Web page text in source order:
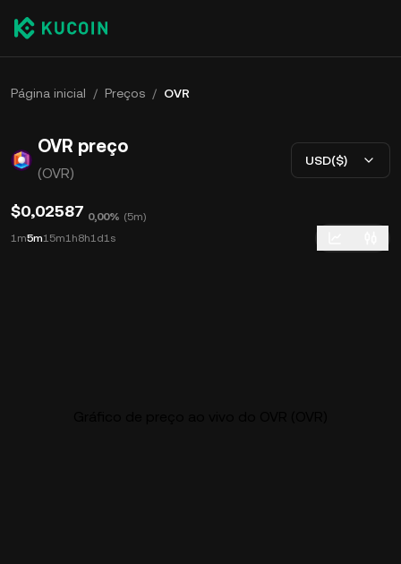
Página inicial / Preços / OVR
OVR preço
(OVR)
USD($)
$0,02587 0,00% (5m)
1m5m15m1h8h1d1s